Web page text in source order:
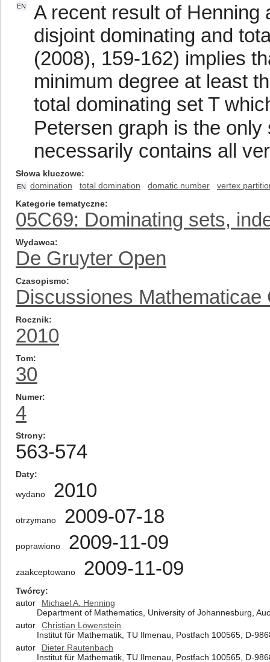
EN
A recent result of Henning
disjoint dominating and
(2008), 159-162) implies
minimum degree at least
total dominating set T
Petersen graph is the
necessarily contains all
Słowa kluczowe
EN domination total domination domatic number
vertex
Kategorie tematyczne
05C69: Dominating sets,
Wydawca
De Gruyter Open
Czasopismo
Discussiones Mathematicae
Rocznik
2010
Tom
30
Numer
4
Strony
563-574
Daty
wydano 2010
otrzymano 2009-07-18
poprawiono 2009-11-09
zaakceptowano 2009-11-09
Twórcy
autor
Michael A. Henning
Department of Mathematics, University of Johannesburg,
autor
Christian Löwenstein
Institut für Mathematik, TU Ilmenau, Postfach 100565, D-
autor
Dieter Rautenbach
Institut für Mathematik, TU Ilmenau, Postfach 100565, D-